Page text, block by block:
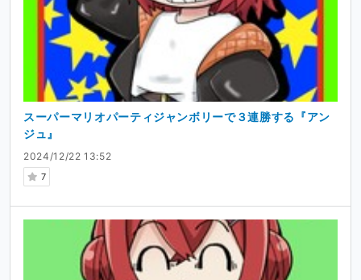
2024/12/22 13:52
7
スーパーマリオパーティジャンボリーで３連勝する『アン
ジュ』